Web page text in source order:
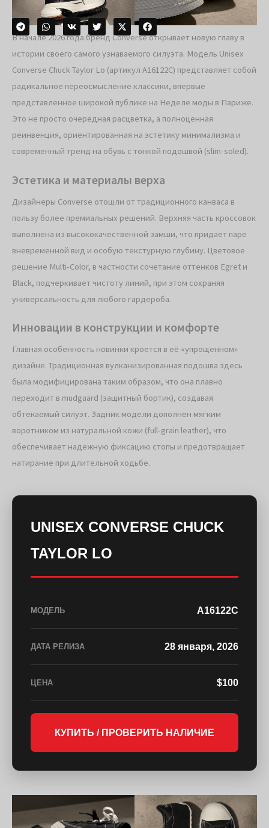
В начале 2026 года бренд Converse открывает новую главу в
истории своего самого узнаваемого силуэта. Модель Unisex
Converse Chuck Taylor Lo (артикул A16122C) представляет собой
радикальное переосмысление классики, впервые
представленное широкой публике на Неделе моды в Париже.
Это не просто очередная расцветка, а полноценная
реинвенция, ориентированная на эстетику минимализма и
современный тренд на обувь с тонкой подошвой (slim-soled).
Эстетика и материалы верха
Дизайнеры Converse отошли от традиционного канваса в
пользу более премиальных решений. Верхняя часть кроссовок
выполнена из высококачественной замши, что придает паре
вневременной вид и особую текстурную глубину. Цветовое
решение Multi-Color, в частности сочетание оттенков Egret и
Black, подчеркивает чистоту линий, при этом сохраняя
универсальность для любого гардероба.
Инновации в конструкции и комфорте
Главная особенность новинки кроется в её «упрощенном»
дизайне. Традиционная вулканизированная подошва здесь
была модифицирована таким образом, что она плавно
переходит в mudguard (защитный бортик), создавая
обтекаемый силуэт. Задник модели дополнен мягким
воротником из натуральной кожи (full-grain leather), что
обеспечивает надежную фиксацию стопы и предотвращает
натирание при длительной ходьбе.
UNISEX CONVERSE CHUCK
TAYLOR LO
МОДЕЛЬ A16122C
ДАТА РЕЛИЗА 28 января, 2026
ЦЕНА $100
КУПИТЬ / ПРОВЕРИТЬ НАЛИЧИЕ